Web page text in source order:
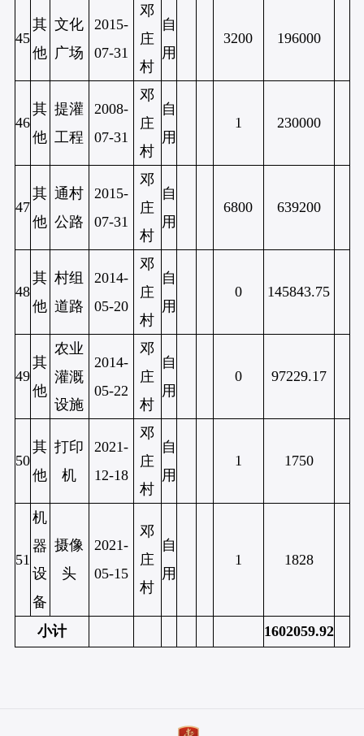
45
其
他
文化
广场
2015-
07-31
邓
庄
村
自
用
3200 196000
46
其
他
提灌
工程
2008-
07-31
邓
庄
村
自
用
1 230000
47
其
他
通村
公路
2015-
07-31
邓
庄
村
自
用
6800 639200
48
其
他
村组
道路
2014-
05-20
邓
庄
村
自
用
0 145843.75
49
其
他
农业
灌溉
设施
2014-
05-22
邓
庄
村
自
用
0 97229.17
50
其
他
打印
机
2021-
12-18
邓
庄
村
自
用
1 1750
51
机
器
设
备
摄像
头
2021-
05-15
邓
庄
村
自
用
1 1828
小计 1602059.92